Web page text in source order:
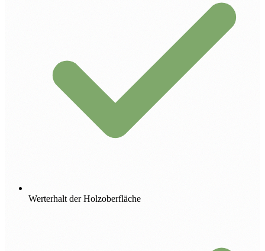
Werterhalt der Holzoberfläche